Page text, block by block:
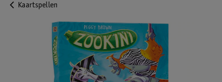
Kaartspellen